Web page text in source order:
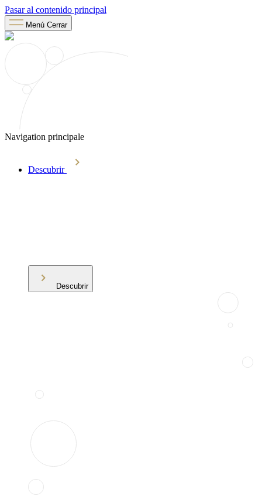
Pasar al contenido principal
Menú Cerrar
Navigation principale
Descubrir
Descubrir